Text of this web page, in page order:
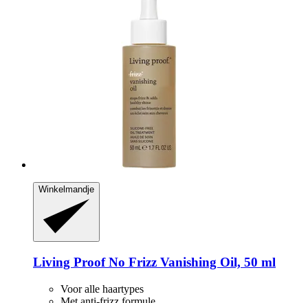
Winkelmandje
Living ProofNo Frizz Vanishing Oil, 50 ml
Voor alle haartypes